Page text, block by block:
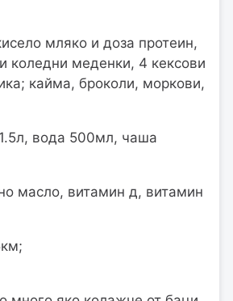
мляко и доза протеин,
коледни меденки, 4 кексови
кайма, броколи, моркови,
вода 500мл, чаша
масло, витамин д, витамин